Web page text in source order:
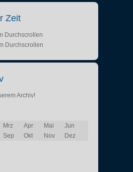
Zeit
Durchscrollen
Durchscrollen
Archiv!
Mrz Apr Mai
Jun
Sep Okt Nov
Dez